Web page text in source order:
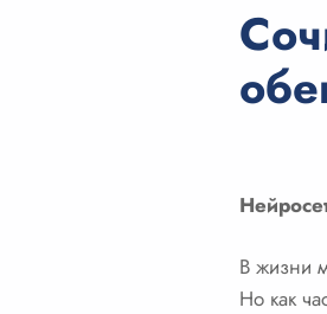
В жизни
Но как